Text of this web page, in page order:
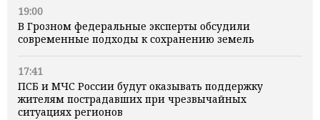
19:00
В Грозном федеральные эксперты обсудили
современные подходы к сохранению земель
17:41
ПСБ и МЧС России будут оказывать поддержку
жителям пострадавших при чрезвычайных
ситуациях регионов